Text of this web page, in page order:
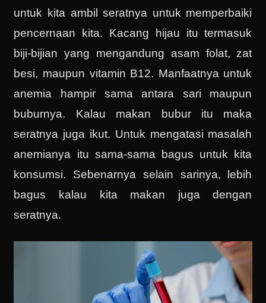
untuk kita ambil seratnya untuk memperbaiki
pencernaan kita. Kacang hijau itu termasuk
biji-bijian yang mengandung asam folat, zat
besi, maupun vitamin B12. Manfaatnya untuk
anemia hampir sama antara sari maupun
buburnya. Kalau makan bubur itu maka
seratnya juga ikut. Untuk mengatasi masalah
anemianya itu sama-sama bagus untuk kita
konsumsi. Sebenarnya selain sarinya, lebih
bagus kalau kita makan juga dengan
seratnya.